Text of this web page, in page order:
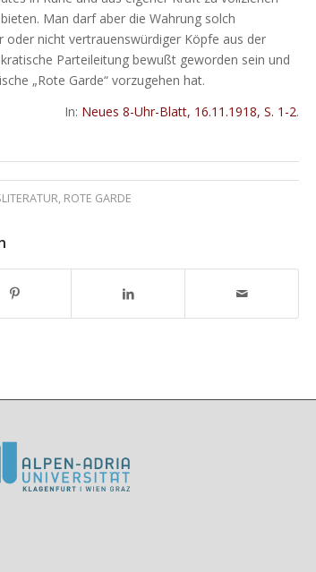
Man darf aber die Wahrung solch
oder nicht vertrauenswürdiger Köpfe aus der
Parteileitung bewußt geworden sein und
„Rote Garde“ vorzugehen hat.
In: Neues 8-Uhr-Blatt, 16.11.1918, S. 1-2.
, ROTE GARDE